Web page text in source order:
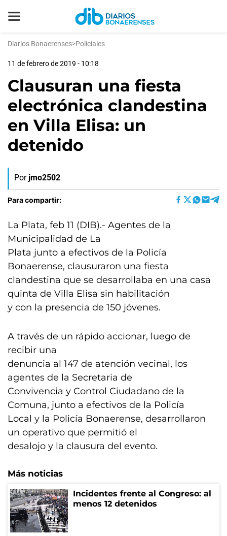
Diarios Bonaerenses>Policiales
11 de febrero de 2019 - 10:18
Clausuran una fiesta
electrónica clandestina
en Villa Elisa: un
detenido
Por jmo2502
Para compartir:
La Plata, feb 11 (DIB).- Agentes de la
Municipalidad de La
Plata junto a efectivos de la Policía
Bonaerense, clausuraron una fiesta
clandestina que se desarrollaba en una casa
quinta de Villa Elisa sin habilitación
y con la presencia de 150 jóvenes.
A través de un rápido accionar, luego de
recibir una
denuncia al 147 de atención vecinal, los
agentes de la Secretaria de
Convivencia y Control Ciudadano de la
Comuna, junto a efectivos de la Policía
Local y la Policía Bonaerense, desarrollaron
un operativo que permitió el
desalojo y la clausura del evento.
Más noticias
Incidentes frente al Congreso: al
menos 12 detenidos